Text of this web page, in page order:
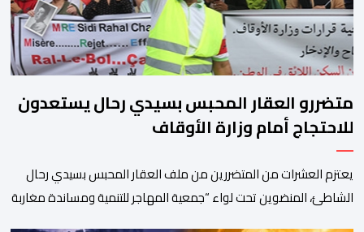
متضررو العقار المحبس بسيدي رحال يستعدون
للاحتجاج أمام وزارة الأوقاف
يعتزم العشرات من المتضررين من ملف العقار المحبس بسيدي رحال
الشاطئ، المنضوين تحت لواء “جمعية المهاجر للتنمية ومساندة مغاربة